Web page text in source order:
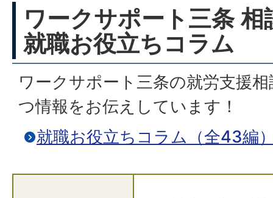
ワークサポート三条 相
就職お役立ちコラム
ワークサポート三条の就労支援
つ情報をお伝えしています！
就職お役立ちコラム（全43編